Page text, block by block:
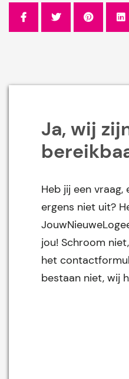
Ja, wij
Heb jij een
ergens niet uit?
jou! Schroom
het
bestaan niet, wij